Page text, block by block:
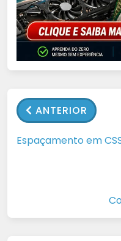
ANTERIOR
Espaçamento em